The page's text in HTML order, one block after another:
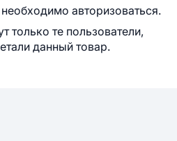
авторизоваться.
только те пользователи,
данный товар.